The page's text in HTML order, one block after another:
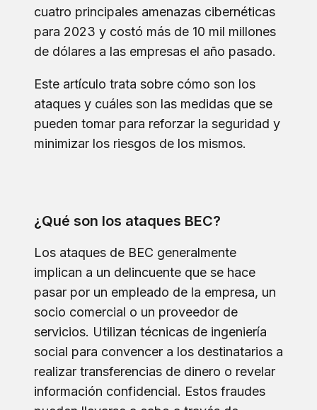
cuatro principales amenazas cibernéticas
para 2023 y costó más de 10 mil millones
de dólares a las empresas el año pasado.
Este artículo trata sobre cómo son los
ataques y cuáles son las medidas que se
pueden tomar para reforzar la seguridad y
minimizar los riesgos de los mismos.
¿Qué son los ataques BEC?
Los ataques de BEC generalmente
implican a un delincuente que se hace
pasar por un empleado de la empresa, un
socio comercial o un proveedor de
servicios. Utilizan técnicas de ingeniería
social para convencer a los destinatarios a
realizar transferencias de dinero o revelar
información confidencial. Estos fraudes